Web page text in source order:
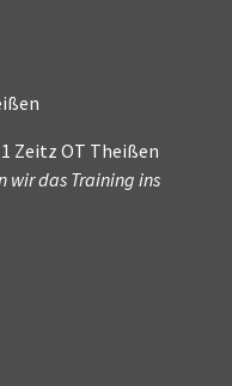
Zeitz OT Theißen
wir das Training ins